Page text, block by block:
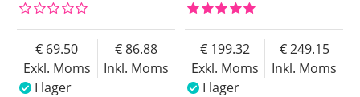
Exkl. Moms
69.50
Inkl. Moms
86.88
I lager
Exkl. Moms
199.32
Inkl. Moms
249.15
I lager